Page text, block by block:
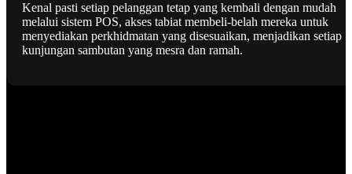
Kenal pasti setiap pelanggan tetap yang kembali dengan mudah
melalui sistem POS, akses tabiat membeli-belah mereka untuk
menyediakan perkhidmatan yang disesuaikan, menjadikan setiap
kunjungan sambutan yang mesra dan ramah.